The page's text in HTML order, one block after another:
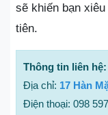
sẽ khiến bạn
tiên.
Thông tin liên hệ:
Địa chỉ: 17 Hàn
Điện thoại: 098